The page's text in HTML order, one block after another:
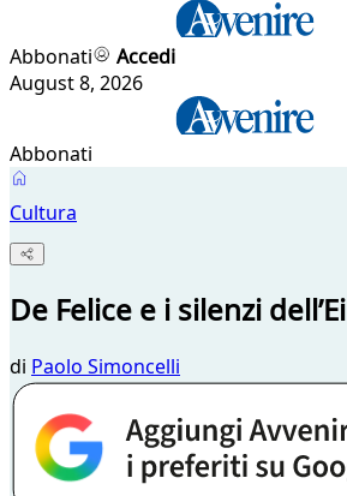
Abbonati
Accedi
August 8, 2026
Abbonati
Cultura
De Felice e i silenzi
di Paolo Simoncelli